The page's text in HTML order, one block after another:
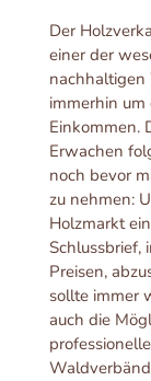
Der
einer der
immerhin
Einkommen.
Erwachen
noch bevor
zu nehmen:
Holzmarkt
Schlussbrief,
Preisen,
sollte immer
auch die